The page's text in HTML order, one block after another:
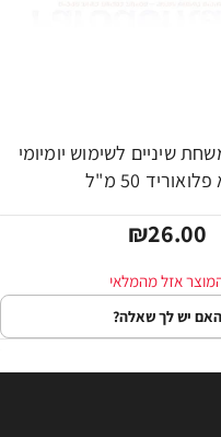
שיניים לשימוש יומיומי
50 מ"ל
₪26.00
האם יש לך שאלה?